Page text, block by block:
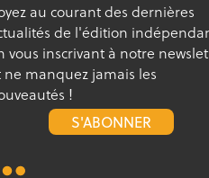
au courant des dernières
de l'édition
vous inscrivant à notre
ne manquez jamais les
!
S'ABONNER